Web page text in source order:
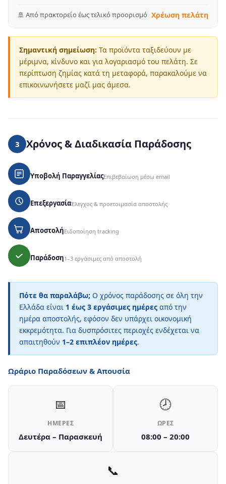
🚢 Από πρακτορείο έως τελικό προορισμό Χρέωση πελάτη
Σημαντική σημείωση: Τα προϊόντα ταξιδεύουν με
μέριμνα, κίνδυνο και για λογαριασμό του πελάτη. Σε
περίπτωση ζημίας κατά τη μεταφορά, παρακαλούμε να
επικοινωνήσετε μαζί μας άμεσα.
3 Χρόνος & Διαδικασία Παράδοσης
Υποβολή ΠαραγγελίαςΕπιβεβαίωση μέσω email
ΕπεξεργασίαΈλεγχος & προετοιμασία αποστολής
ΑποστολήΕιδοποίηση tracking
Παράδοση1–3 εργάσιμες από αποστολή
Πότε θα παραλάβω; Ο χρόνος παράδοσης σε όλη την
Ελλάδα είναι 1 έως 3 εργάσιμες ημέρες από την
ημέρα αποστολής, εφόσον δεν υπάρχει οικονομική
εκκρεμότητα. Για δυσπρόσιτες περιοχές ενδέχεται να
απαιτηθούν 1–2 επιπλέον ημέρες.
Ωράριο Παραδόσεων & Απουσία
📅
ΗΜΈΡΕΣ
Δευτέρα – Παρασκευή
🕗
ΏΡΕΣ
08:00 – 20:00
📞